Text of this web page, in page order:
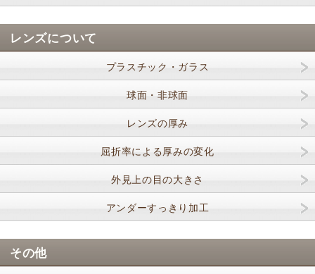
レンズについて
プラスチック・ガラス
球面・非球面
レンズの厚み
屈折率による厚みの変化
外見上の目の大きさ
アンダーすっきり加工
その他